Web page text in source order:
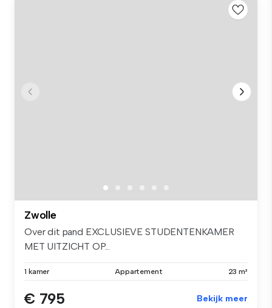
Zwolle
Over dit pand EXCLUSIEVE STUDENTENKAMER
MET UITZICHT OP...
1 kamer Appartement 23 m²
€ 795 Bekijk meer